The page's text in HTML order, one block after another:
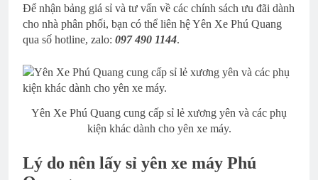
Để nhận bảng giá sỉ và tư vấn về các chính sách ưu đãi dành
cho nhà phân phối, bạn có thể liên hệ Yên Xe Phú Quang
qua số hotline, zalo: 097 490 1144.
Yên Xe Phú Quang cung cấp sỉ lẻ xương yên và các phụ
kiện khác dành cho yên xe máy.
Lý do nên lấy sỉ yên xe máy Phú